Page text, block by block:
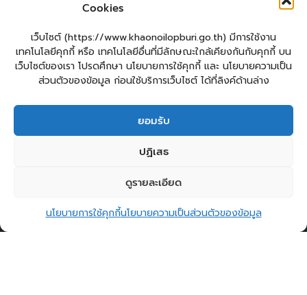
Cookies
เว็บไซต์ (https://www.khaonoilopburi.go.th) มีการใช้งาน
เทคโนโลยีคุกกี้ หรือ เทคโนโลยีอื่นที่มีลักษณะใกล้เคียงกันกับคุกกี้ บน
เว็บไซต์ของเรา โปรดศึกษา นโยบายการใช้คุกกี้ และ นโยบายความเป็น
ส่วนตัวของข้อมูล ก่อนใช้บริการเว็บไซต์ ได้ที่ลิงค์ด้านล่าง
ยอมรับ
ปฏิเสธ
ดูรายละเอียด
นโยบายการใช้คุกกี้นโยบายความเป็นส่วนตัวของข้อมูล
แผนผังเว็บไซต์
จัดทำเว็บไซต์
LopburiWebDesign.com
ยื่นแบบคำร้องทั่วไปออนไลน์
ศูนย์ข้อมูลข่าวสาร อบต.เขาน้อย